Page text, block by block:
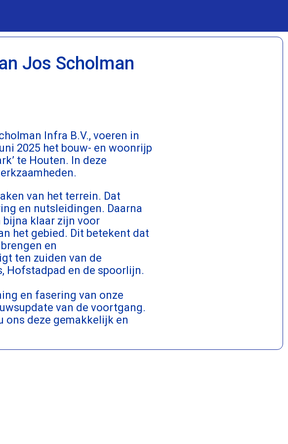
Jos Scholman
Infra B.V., voeren in
2025 het bouw- en woonrijp
te Houten. In deze
van het terrein. Dat
en nutsleidingen. Daarna
bijna klaar zijn voor
het gebied. Dit betekent dat
en
ten zuiden van de
Hofstadpad en de spoorlijn.
en fasering van onze
van de voortgang.
ons deze gemakkelijk en